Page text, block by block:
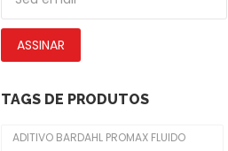
Faróis Dianteiros
Fechadura De Capôs
ASSINAR
TAGS DE PRODUTOS
ADITIVO BARDAHL PROMAX FLUIDO